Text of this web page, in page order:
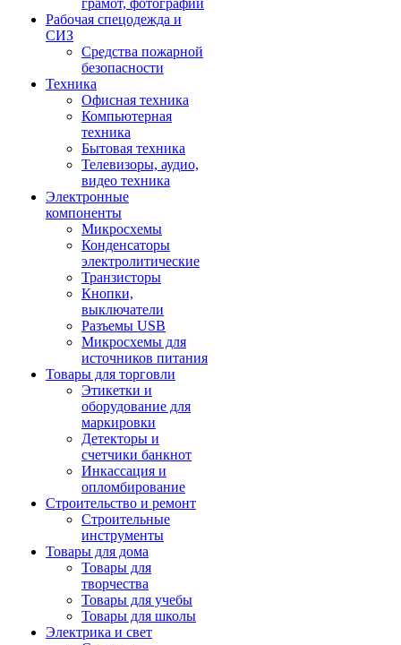
грамот, фотографий
Рабочая спецодежда и
СИЗ
Средства пожарной
безопасности
Техника
Офисная техника
Компьютерная
техника
Бытовая техника
Телевизоры, аудио,
видео техника
Электронные
компоненты
Микросхемы
Конденсаторы
электролитические
Транзисторы
Кнопки,
выключатели
Разъемы USB
Микросхемы для
источников питания
Товары для торговли
Этикетки и
оборудование для
маркировки
Детекторы и
счетчики банкнот
Инкассация и
опломбирование
Строительство и ремонт
Строительные
инструменты
Товары для дома
Товары для
творчества
Товары для учебы
Товары для школы
Электрика и свет